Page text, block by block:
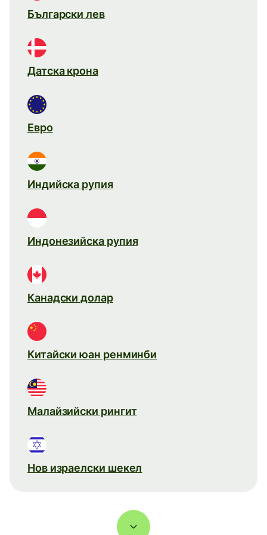
Български лев
Датска крона
Евро
Индийска рупия
Индонезийска рупия
Канадски долар
Китайски юан ренминби
Малайзийски рингит
Нов израелски шекел